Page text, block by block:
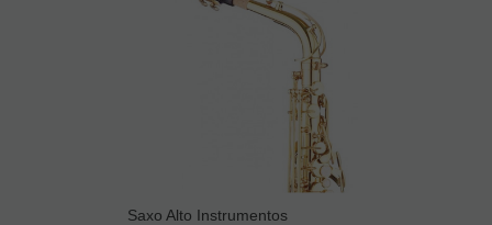
Saxo Alto Instrumentos